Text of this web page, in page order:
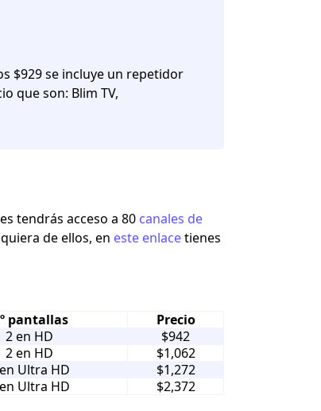
$929 se incluye un repetidor
que son: Blim TV,
tendrás acceso a 80 canales de
de ellos, en este enlacetienes
pantallas
Precio
2 en HD
$942
2 en HD
$1,062
Ultra HD
$1,272
Ultra HD $2,372